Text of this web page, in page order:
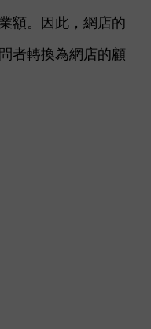
額。因此，網店的
者轉換為網店的顧